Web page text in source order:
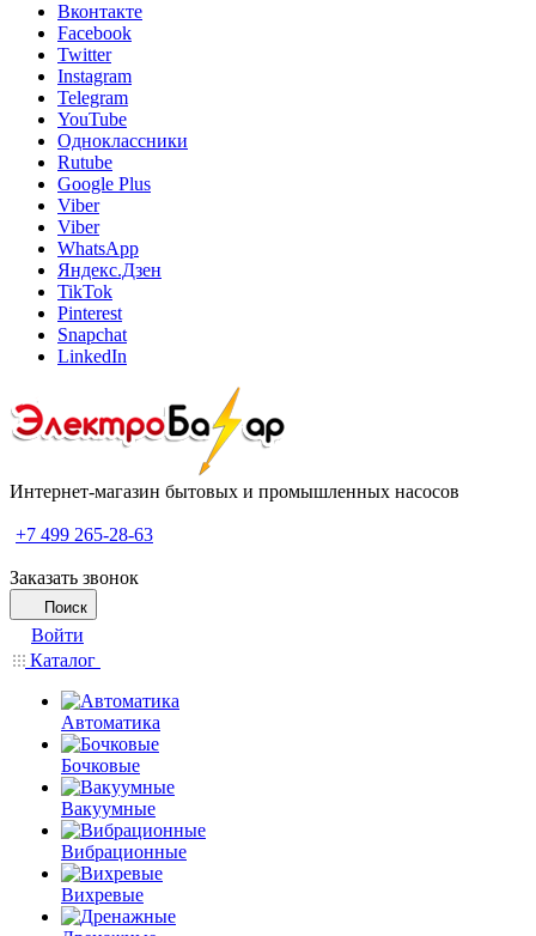
Вконтакте
Facebook
Twitter
Instagram
Telegram
YouTube
Одноклассники
Rutube
Google Plus
Viber
Viber
WhatsApp
Яндекс.Дзен
TikTok
Pinterest
Snapchat
LinkedIn
Интернет-магазин бытовых и промышленных насосов
+7 499 265-28-63
Заказать звонок
Поиск
Войти
Каталог
Автоматика
Бочковые
Вакуумные
Вибрационные
Вихревые